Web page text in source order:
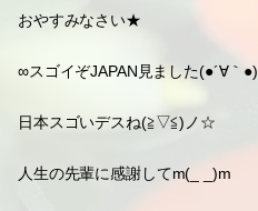
♡(*゜д゜*)
∞サプライズプレゼントだね(*´∇｀
幸せ章大クン(〃´∀｀)・。。♡
∞お嬢様な忠義サン♡(*゜Д゜*)